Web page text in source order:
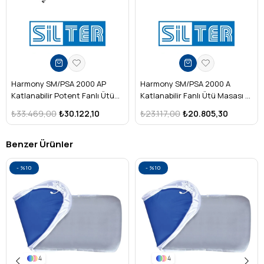
Ütü tabanını korur, bakım ihtiyacını azaltır.
Dar tip ütü masalarına tam uyum sağlar.
Kullanım Alanları
Ev tipi ütü masaları
Tekstil atölyeleri
Konfeksiyon üretim tesisleri
Harmony SM/PSA 2000 AP
Katlanabilir Potent Fanlı Ütü
Profesyonel Model₺30.122,10
₺33.469,00
Harmony SM/PSA 2000 A
Katlanabilir Fanlı Ütü Masası –
Profesyonel Model
₺20.805,30
₺23.117,00
Benzer Ürünler
4
%10
4
%10